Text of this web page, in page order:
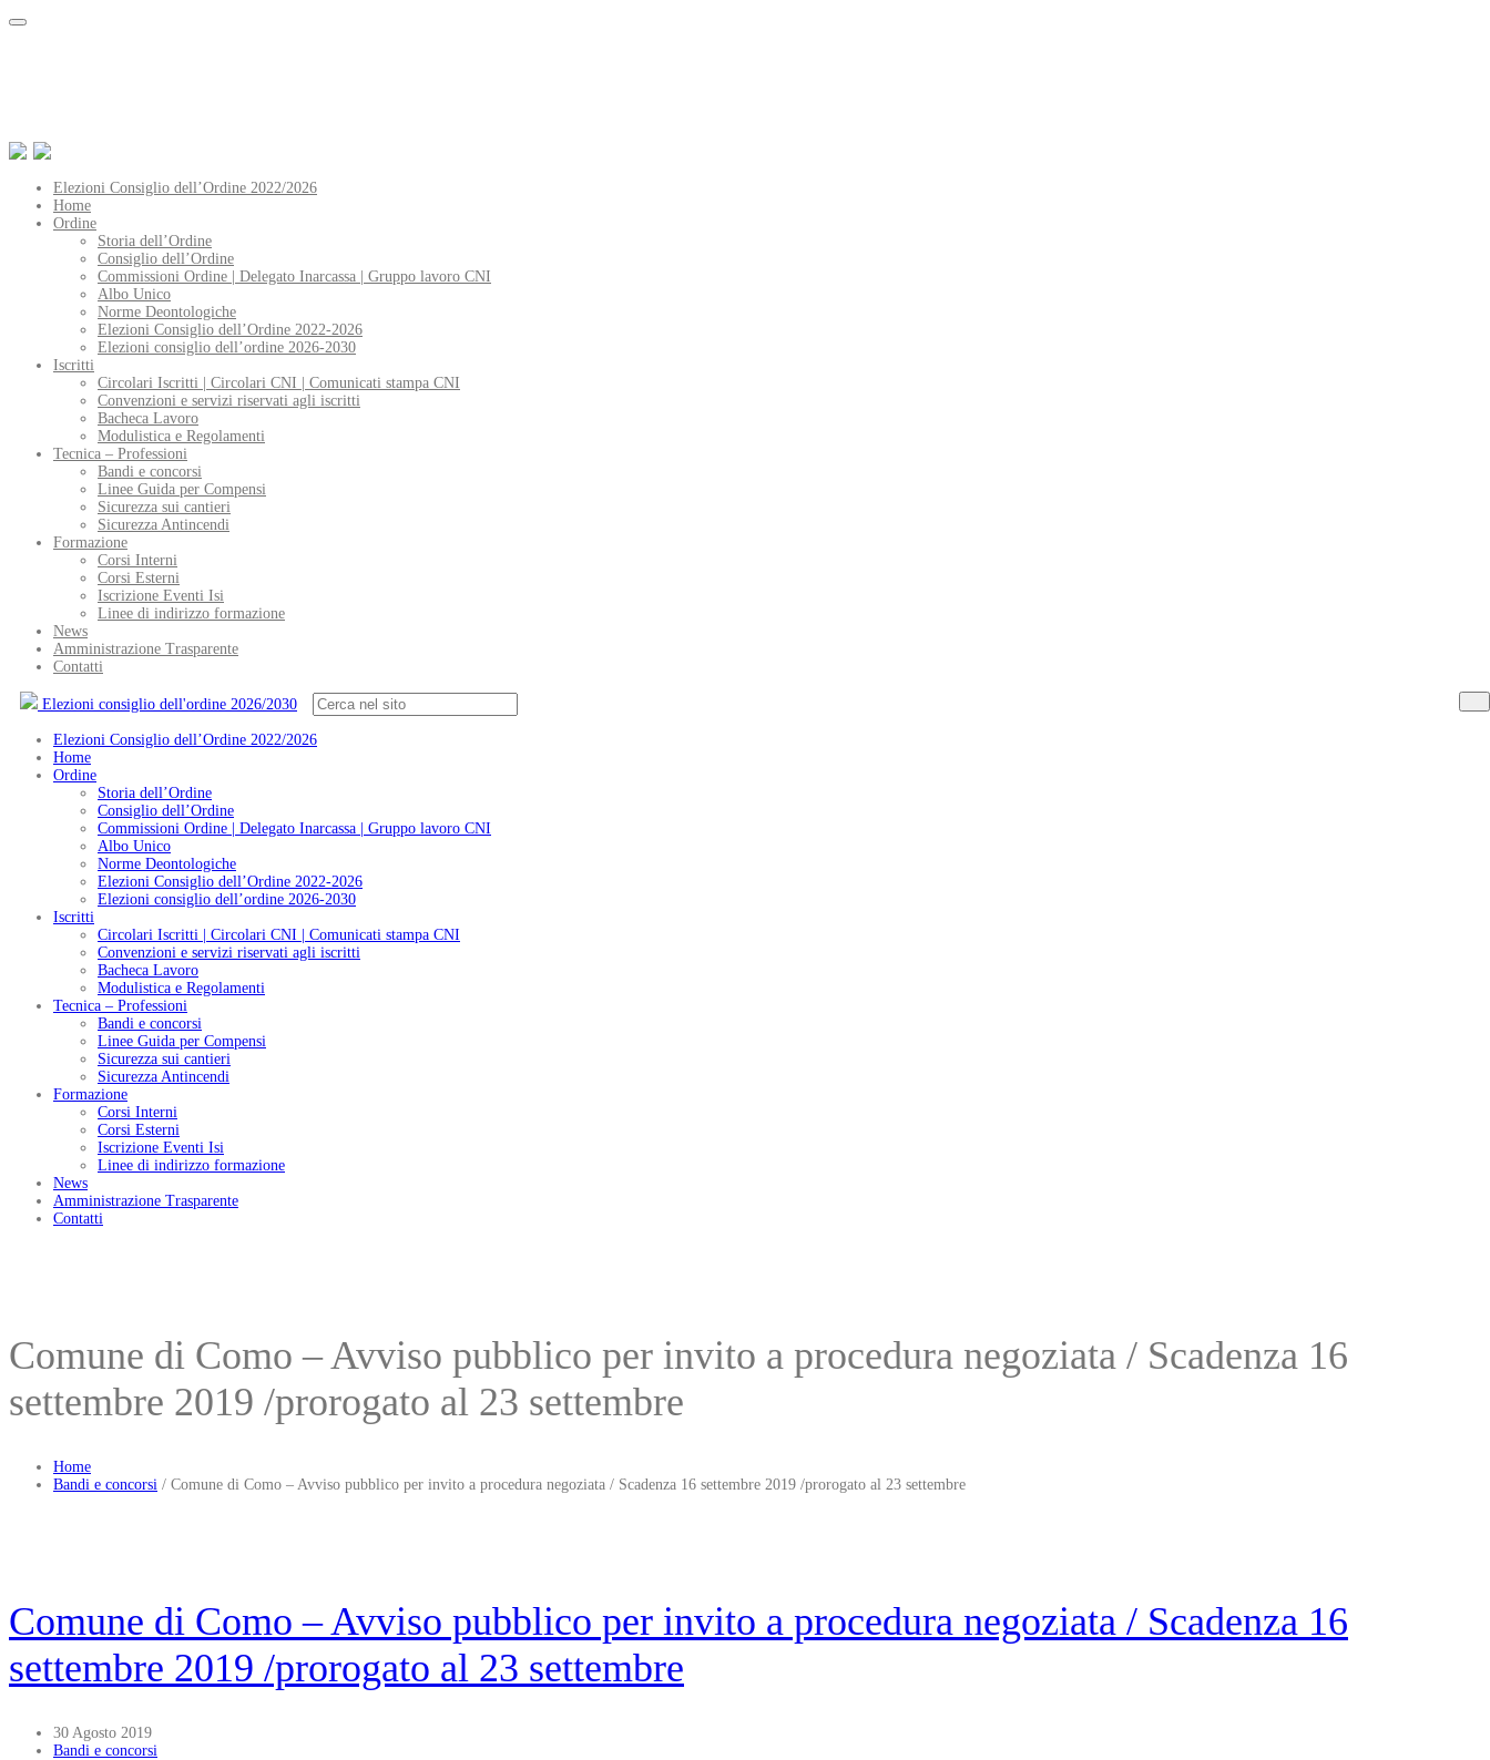
Elezioni Consiglio dell’Ordine 2022/2026
Home
Ordine
Storia dell’Ordine
Consiglio dell’Ordine
Commissioni Ordine | Delegato Inarcassa | Gruppo lavoro CNI
Albo Unico
Norme Deontologiche
Elezioni Consiglio dell’Ordine 2022-2026
Elezioni consiglio dell’ordine 2026-2030
Iscritti
Circolari Iscritti | Circolari CNI | Comunicati stampa CNI
Convenzioni e servizi riservati agli iscritti
Bacheca Lavoro
Modulistica e Regolamenti
Tecnica – Professioni
Bandi e concorsi
Linee Guida per Compensi
Sicurezza sui cantieri
Sicurezza Antincendi
Formazione
Corsi Interni
Corsi Esterni
Iscrizione Eventi Isi
Linee di indirizzo formazione
News
Amministrazione Trasparente
Contatti
Elezioni consiglio dell'ordine 2026/2030
Elezioni Consiglio dell’Ordine 2022/2026
Home
Ordine
Storia dell’Ordine
Consiglio dell’Ordine
Commissioni Ordine | Delegato Inarcassa | Gruppo lavoro CNI
Albo Unico
Norme Deontologiche
Elezioni Consiglio dell’Ordine 2022-2026
Elezioni consiglio dell’ordine 2026-2030
Iscritti
Circolari Iscritti | Circolari CNI | Comunicati stampa CNI
Convenzioni e servizi riservati agli iscritti
Bacheca Lavoro
Modulistica e Regolamenti
Tecnica – Professioni
Bandi e concorsi
Linee Guida per Compensi
Sicurezza sui cantieri
Sicurezza Antincendi
Formazione
Corsi Interni
Corsi Esterni
Iscrizione Eventi Isi
Linee di indirizzo formazione
News
Amministrazione Trasparente
Contatti
Comune di Como – Avviso pubblico per invito a procedura negoziata / Scadenza 16
settembre 2019 /prorogato al 23 settembre
Home
Bandi e concorsi / Comune di Como – Avviso pubblico per invito a procedura negoziata / Scadenza 16 settembre 2019 /prorogato al 23 settembre
Comune di Como – Avviso pubblico per invito a procedura negoziata / Scadenza 16
settembre 2019 /prorogato al 23 settembre
30 Agosto 2019
Bandi e concorsi